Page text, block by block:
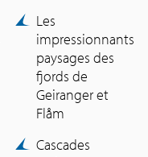
Les
impressionnants
paysages des
fjords de
Geiranger et
Flåm
Cascades